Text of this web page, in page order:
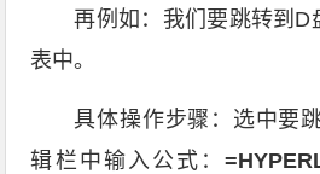
再例如：我们要跳转到D
表中。
具体操作步骤：选中要
辑栏中输入公式：